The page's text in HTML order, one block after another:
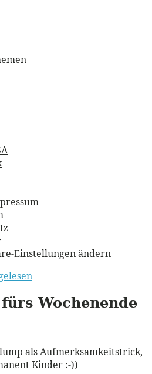
Einstellungen ändern
Wochenende
als Aufmerksamkeitstrick,
Kinder :-))